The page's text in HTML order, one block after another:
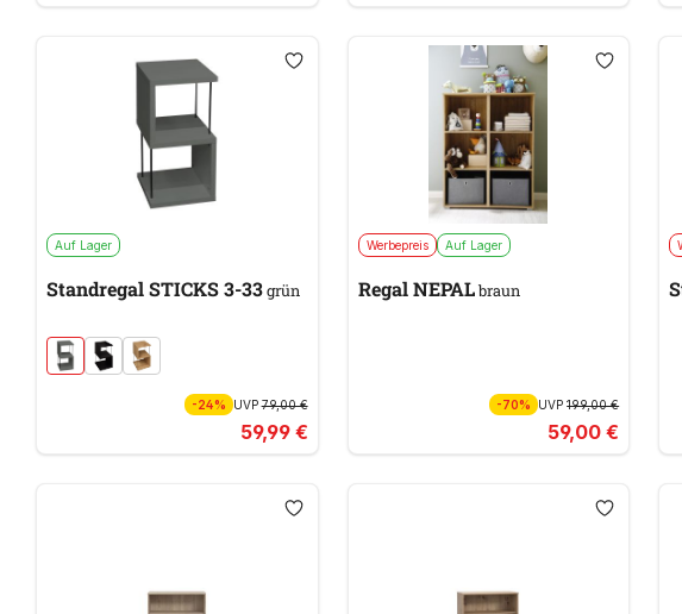
Auf Lager
Standregal STICKS 3-33grün
-24% UVP79,00 €
59,99 €
Werbepreis Auf Lager
Regal NEPALbraun
-70% UVP199,00 €
59,00 €